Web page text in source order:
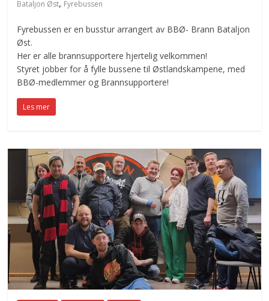
Bataljon Øst, Fyrebussen
Fyrebussen er en busstur arrangert av BBØ- Brann Bataljon
Øst.
Her er alle brannsupportere hjertelig velkommen!
Styret jobber for å fylle bussene til Østlandskampene, med
BBØ-medlemmer og Brannsupportere!
Les mer